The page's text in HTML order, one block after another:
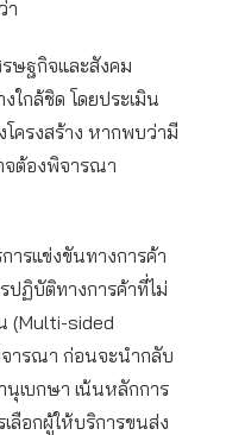
า
รษฐกิจและสังคม
ใกล้ชิด โดยประเมิน
โครงสร้าง หากพบว่ามี
จต้องพิจารณา
ารแข่งขันทางการค้า
ปฏิบัติทางการค้าที่ไม่
(Multi-sided
ารณา ก่อนจะนำกลับ
นุเบกษา เน้นหลักการ
ลือกผู้ให้บริการขนส่ง